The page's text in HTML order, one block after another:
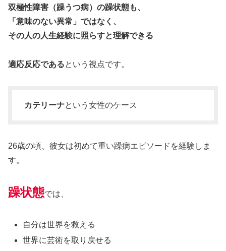
双極性障害（躁うつ病）の躁状態も、
「意味のない異常」ではなく、
その人の人生経験に照らすと理解できる
適応反応であるという視点です。
カテリーナという女性のケース
26歳の頃、彼女は初めて重い躁病エピソードを経験しま
す。
躁状態では、
自分は世界を救える
世界に芸術を取り戻せる